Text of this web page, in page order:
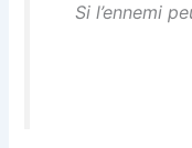
Si l’ennemi